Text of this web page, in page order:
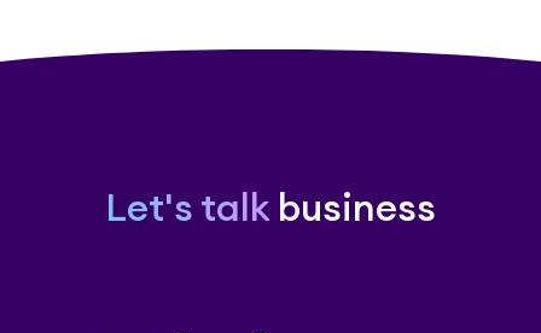
Let's talk business